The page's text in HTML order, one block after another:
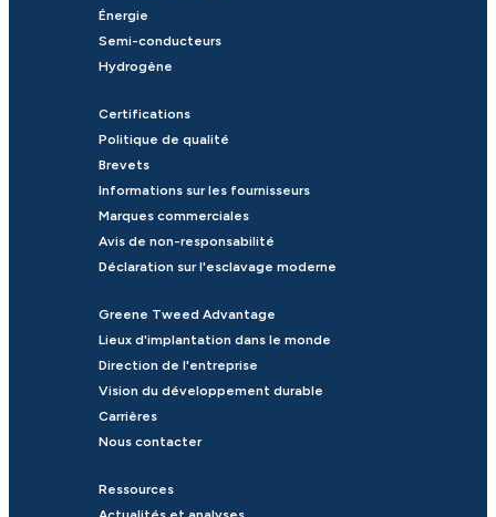
Énergie
Semi-conducteurs
Hydrogène
Certifications
Politique de qualité
Brevets
Informations sur les fournisseurs
Marques commerciales
Avis de non-responsabilité
Déclaration sur l'esclavage moderne
Greene Tweed Advantage
Lieux d'implantation dans le monde
Direction de l'entreprise
Vision du développement durable
Carrières
Nous contacter
Ressources